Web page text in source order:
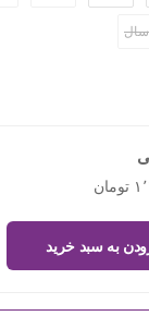
به سبد خرید